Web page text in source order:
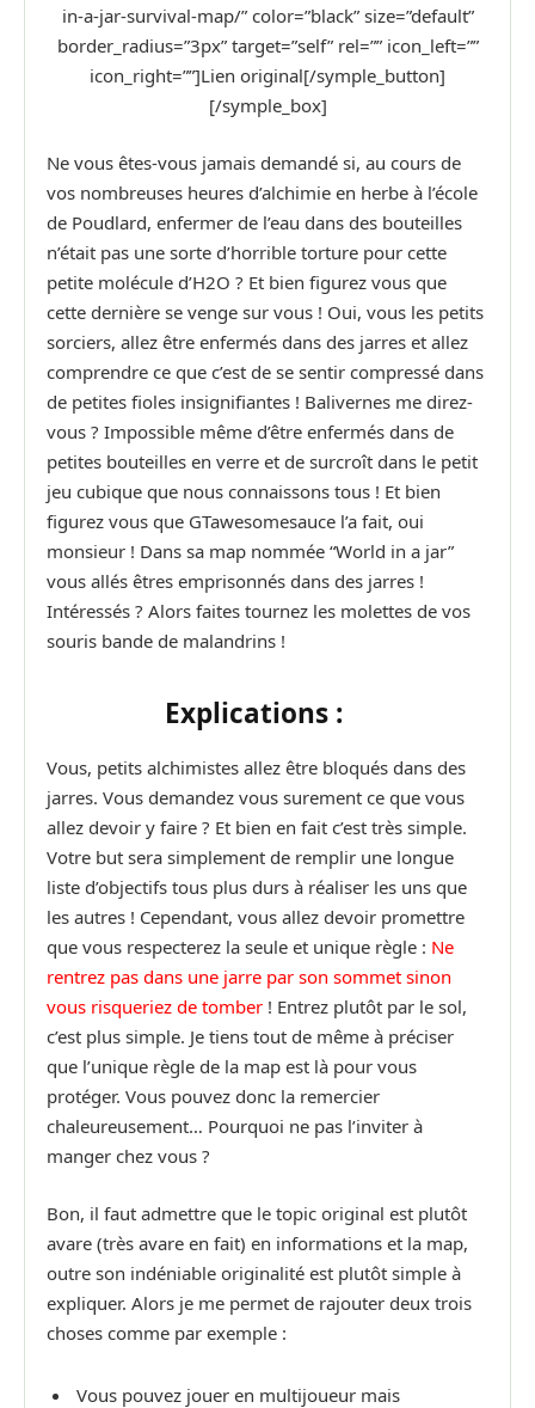
in-a-jar-survival-map/” color=”black” size=”default”
border_radius=”3px” target=”self” rel=”” icon_left=””
icon_right=””]Lien original[/symple_button]
[/symple_box]
Ne vous êtes-vous jamais demandé si, au cours de
vos nombreuses heures d’alchimie en herbe à l’école
de Poudlard, enfermer de l’eau dans des bouteilles
n’était pas une sorte d’horrible torture pour cette
petite molécule d’H2O ? Et bien figurez vous que
cette dernière se venge sur vous ! Oui, vous les petits
sorciers, allez être enfermés dans des jarres et allez
comprendre ce que c’est de se sentir compressé dans
de petites fioles insignifiantes ! Balivernes me direz-
vous ? Impossible même d’être enfermés dans de
petites bouteilles en verre et de surcroît dans le petit
jeu cubique que nous connaissons tous ! Et bien
figurez vous que GTawesomesauce l’a fait, oui
monsieur ! Dans sa map nommée “World in a jar”
vous allés êtres emprisonnés dans des jarres !
Intéressés ? Alors faites tournez les molettes de vos
souris bande de malandrins !
Explications :
Vous, petits alchimistes allez être bloqués dans des
jarres. Vous demandez vous surement ce que vous
allez devoir y faire ? Et bien en fait c’est très simple.
Votre but sera simplement de remplir une longue
liste d’objectifs tous plus durs à réaliser les uns que
les autres ! Cependant, vous allez devoir promettre
que vous respecterez la seule et unique règle : Ne
rentrez pas dans une jarre par son sommet sinon
vous risqueriez de tomber ! Entrez plutôt par le sol,
c’est plus simple. Je tiens tout de même à préciser
que l’unique règle de la map est là pour vous
protéger. Vous pouvez donc la remercier
chaleureusement… Pourquoi ne pas l’inviter à
manger chez vous ?
Bon, il faut admettre que le topic original est plutôt
avare (très avare en fait) en informations et la map,
outre son indéniable originalité est plutôt simple à
expliquer. Alors je me permet de rajouter deux trois
choses comme par exemple :
Vous pouvez jouer en multijoueur mais